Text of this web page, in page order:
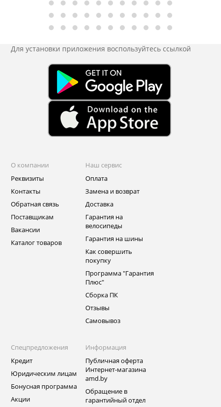
Для установки приложения воспользуйтесь ссылкой
О компании
Реквизиты
Контакты
Обратная связь
Поставщикам
Вакансии
Каталог товаров
Наш сервис
Оплата
Замена и возврат
Доставка
Гарантия на
велосипеды
Гарантия на шины
Как совершить
покупку
Программа "Гарантия
Плюс"
Сборка ПК
Отзывы
Самовывоз
Спецпредложения
Кредит
Юридическим лицам
Бонусная программа
Акции
Информация
Публичная оферта
Интернет-магазина
amd.by
Обращение в
гарантийный отдел